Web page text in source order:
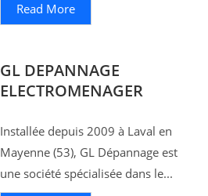
Read More
GL DEPANNAGE
ELECTROMENAGER
Installée depuis 2009 à Laval en
Mayenne (53), GL Dépannage est
une société spécialisée dans le...